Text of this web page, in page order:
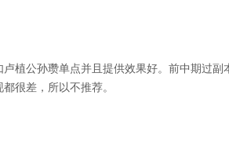
植公孙瓒单点并且提供效果好。前中期过副
很差，所以不推荐。